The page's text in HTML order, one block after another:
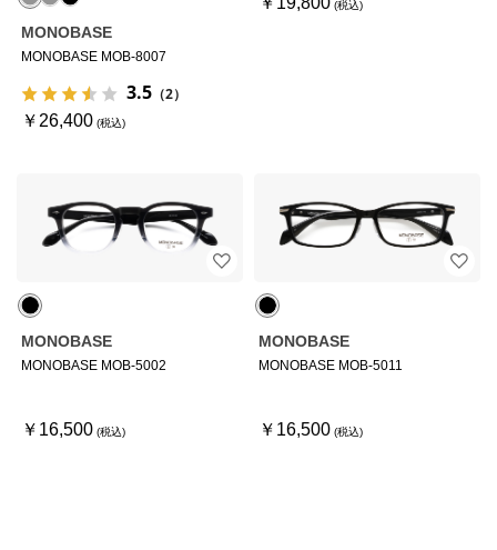
MONOBASE
MONOBASE MOB-8007
3.5 （2）
￥26,400
MONOBASE
MONOBASE MOB-5002
￥16,500
MONOBASE
MONOBASE MOB-5011
￥16,500